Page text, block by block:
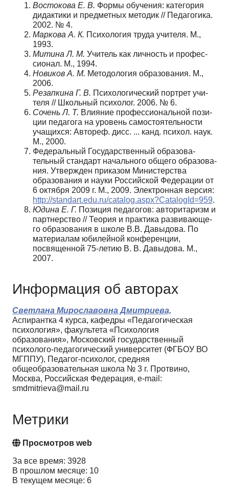
Востокова Е. В. Формы обучения: категория
дидактики и предметных методик // Педагогика.
2002. № 4.
Маркова А. К. Психология труда учителя. М.,
1993.
Митина Л. М. Учитель как личность и профес­
сионал. М., 1994.
Новиков А. М. Методология образования. М.,
2006.
Резапкина Г. В. Психологический портрет учи­
теля // Школьный психолог. 2006. № 6.
Сочень Л. Т. Влияние профессиональной пози­
ции педагога на уровень самостоятельности
уча­щихся: Автореф. дисс. ... канд. психол. наук.
М., 2000.
Федеральный Государственный образова­
тельный стандарт начального общего образова­
ния. Утвержден приказом Министерства
образо­вания и науки Российской Федерации от
6 октя­бря 2009 г. М., 2009. Электронная версия:
http://standart.edu.ru/catalog.aspx?CatalogId=959.
Юдина Е. Г. Позиция педагогов: авторитаризм и
партнерство // Теория и практика развивающе­
го образования в школе В.В. Давыдова. По
мате­риалам юбилейной конференции,
посвященной 75-летию В. В. Давыдова. М.,
2007.
Информация об авторах
Светлана Мирославовна Дмитриева,
Аспирантка 4 курса, кафедры «Педагогическая
психология», факультета «Психология
образования», Московский государственный
психолого-педагогический университет (ФГБОУ ВО
МГППУ), Педагог-психолог, средняя
общеобразовательная школа № 3 г. Протвино,
Москва, Российская Федерация, e-mail:
smdmitrieva@mail.ru
Метрики
Просмотров web
За все время: 3928
В прошлом месяце: 10
В текущем месяце: 6